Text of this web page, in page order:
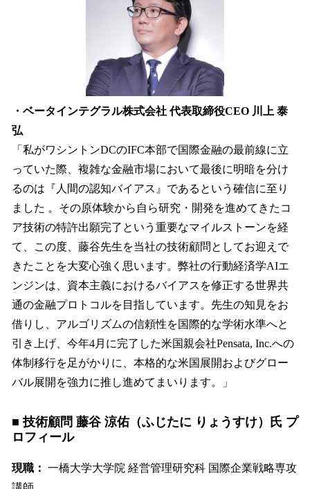
・ベータインテグラル株式会社 代表取締役CEO 川上 泰
弘
「私がワシントンDCのIFC本部で国際金融の最前線に立
っていた際、複雑な金融市場において最後に明暗を分け
るのは『人間の認知バイアス』であるという確信に至り
ました 。その原体験から自ら研究・開発を進めてきたコ
ア技術の特許出願完了という重要なマイルストーンを経
て、この度、藤谷先生を当社の技術顧問としてお迎えで
きたことを大変心強く思います。弊社の行動経済学AIエ
ンジンは、資本主義におけるバイアスを修正する世界共
通の金融プロトコルを目指しています。先生の知見をお
借りし、アルゴリズムの信頼性を国際的な学術水準へと
引き上げ、今年4月に完了した米国親会社Pensata, Inc.への
体制移行を足がかりに、本格的な米国展開およびグロー
バル展開を強力に推し進めてまいります。」
■ 技術顧問 藤谷 涼佑（ふじたに りょうすけ）氏 プ
ロフィール
現職： 一橋大学大学院 経営管理研究科 国際企業戦略専攻